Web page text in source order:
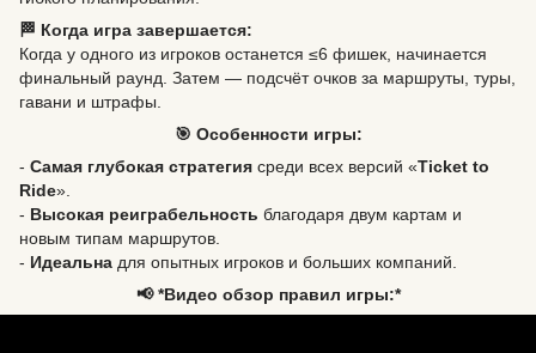
🏁 Когда игра завершается:
Когда у одного из игроков останется ≤6 фишек, начинается
финальный раунд. Затем — подсчёт очков за маршруты, туры,
гавани и штрафы.
🎯 Особенности игры:
- Самая глубокая стратегия среди всех версий «Ticket to
Ride».
- Высокая реиграбельность благодаря двум картам и
новым типам маршрутов.
- Идеальна для опытных игроков и больших компаний.
📢 *Видео обзор правил игры:*